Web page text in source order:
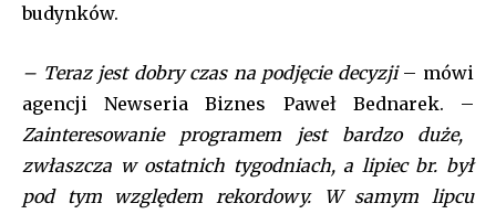
budynków.
– Teraz jest dobry czas na podjęcie decyzji– mówi
agencji Newseria Biznes Paweł Bednarek. –
Zainteresowanie programem jest bardzo duże,
zwłaszcza w ostatnich tygodniach, a lipiec br. był
pod tym względem rekordowy. W samym lipcu